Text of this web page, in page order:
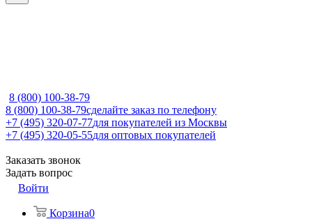
8 (800) 100-38-79
8 (800) 100-38-79сделайте заказ по телефону
+7 (495) 320-07-77для покупателей из Москвы
+7 (495) 320-05-55для оптовых покупателей
Заказать звонок
Задать вопрос
Войти
Корзина0